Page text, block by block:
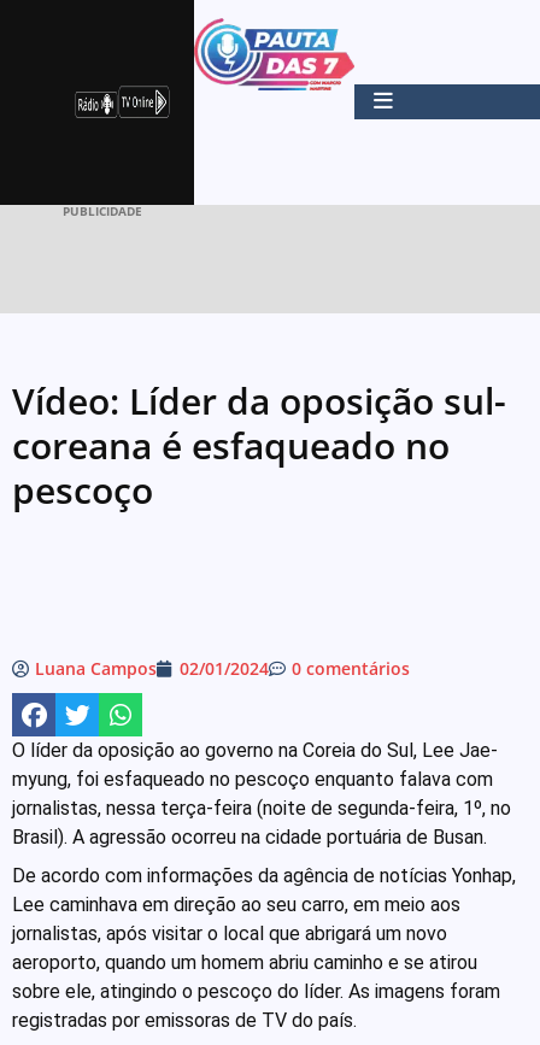
PUBLICIDADE
Vídeo: Líder da oposição sul-
coreana é esfaqueado no
pescoço
Luana Campos 02/01/2024 0 comentários
O líder da oposição ao governo na Coreia do Sul, Lee Jae-
myung, foi esfaqueado no pescoço enquanto falava com
jornalistas, nessa terça-feira (noite de segunda-feira, 1º, no
Brasil). A agressão ocorreu na cidade portuária de Busan.
De acordo com informações da agência de notícias Yonhap,
Lee caminhava em direção ao seu carro, em meio aos
jornalistas, após visitar o local que abrigará um novo
aeroporto, quando um homem abriu caminho e se atirou
sobre ele, atingindo o pescoço do líder. As imagens foram
registradas por emissoras de TV do país.